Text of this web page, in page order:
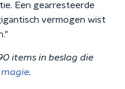
Een gearresteerde
vermogen wist
items in beslag die
.